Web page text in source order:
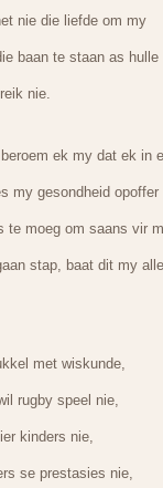
nie die liefde om my
baan te staan as hulle
nie.
ek my dat ek in
my gesondheid opoffer
te moeg om saans vir
stap, baat dit my
met wiskunde,
rugby speel nie,
kinders nie,
se prestasies nie,